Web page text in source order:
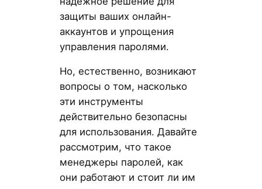
защиты ваших онлайн-
аккаунтов и упрощения
управления паролями.
Но, естественно, возникают
вопросы о том, насколько
эти инструменты
действительно безопасны
для использования. Давайте
рассмотрим, что такое
менеджеры паролей, как
они работают и стоит ли им